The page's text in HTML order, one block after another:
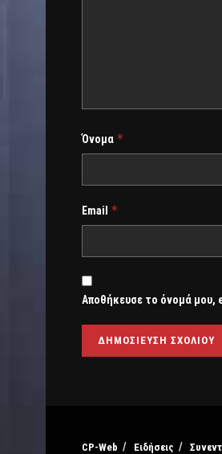
Όνομα *
Email *
Αποθήκευσε το όνομά μου,
CP-Web Ειδήσεις